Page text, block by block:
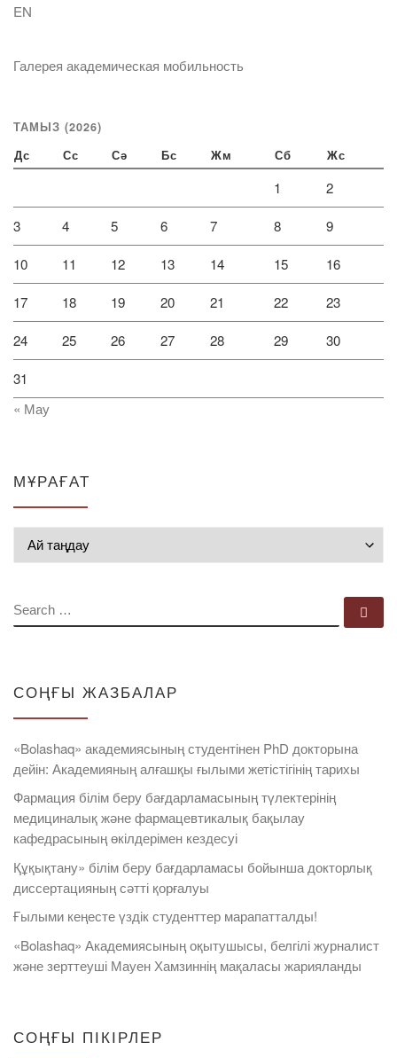
EN
Галерея академическая мобильность
ТАМЫЗ (2026)
Дс Сс Сә Бс Жм Сб Жс
1 2
3 4 5 6 7 8 9
10 11 12 13 14 15 16
17 18 19 20 21 22 23
24 25 26 27 28 29 30
31
« Мау
МҰРАҒАТ
SEARCH
СОҢҒЫ ЖАЗБАЛАР
«Bolashaq» академиясының студентінен PhD докторына
дейін: Академияның алғашқы ғылыми жетістігінің тарихы
Фармация білім беру бағдарламасының түлектерінің
медициналық және фармацевтикалық бақылау
кафедрасының өкілдерімен кездесуі
Құқықтану» білім беру бағдарламасы бойынша докторлық
диссертацияның сәтті қорғалуы
Ғылыми кеңесте үздік студенттер марапатталды!
«Bolashaq» Академиясының оқытушысы, белгілі журналист
және зерттеуші Мауен Хамзиннің мақаласы жарияланды
СОҢҒЫ ПІКІРЛЕР